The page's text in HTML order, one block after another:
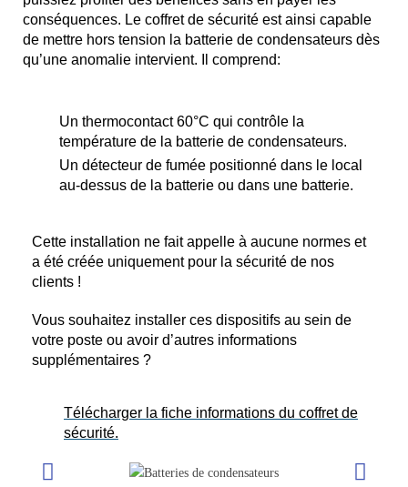
conséquences. Le coffret de sécurité est ainsi capable
de mettre hors tension la batterie de condensateurs dès
qu’une anomalie intervient. Il comprend:
Un thermocontact 60°C qui contrôle la
température de la batterie de condensateurs.
Un détecteur de fumée positionné dans le local
au-dessus de la batterie ou dans une batterie.
Cette installation ne fait appelle à aucune normes et
a été créée uniquement pour la sécurité de nos
clients !
Vous souhaitez installer ces dispositifs au sein de
votre poste ou avoir d’autres informations
supplémentaires ?
Télécharger la fiche informations du coffret de
sécurité.